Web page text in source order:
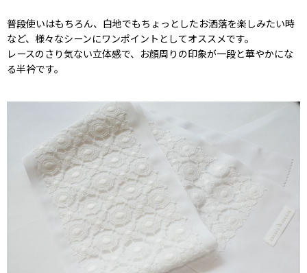
普段使いはもちろん、白地でもちょっとしたお洒落を楽しみたい時
など、様々なシーンにワンポイントとしてオススメです。
レースのさり気ない立体感で、お顔周りの印象が一段と華やかにな
る半衿です。